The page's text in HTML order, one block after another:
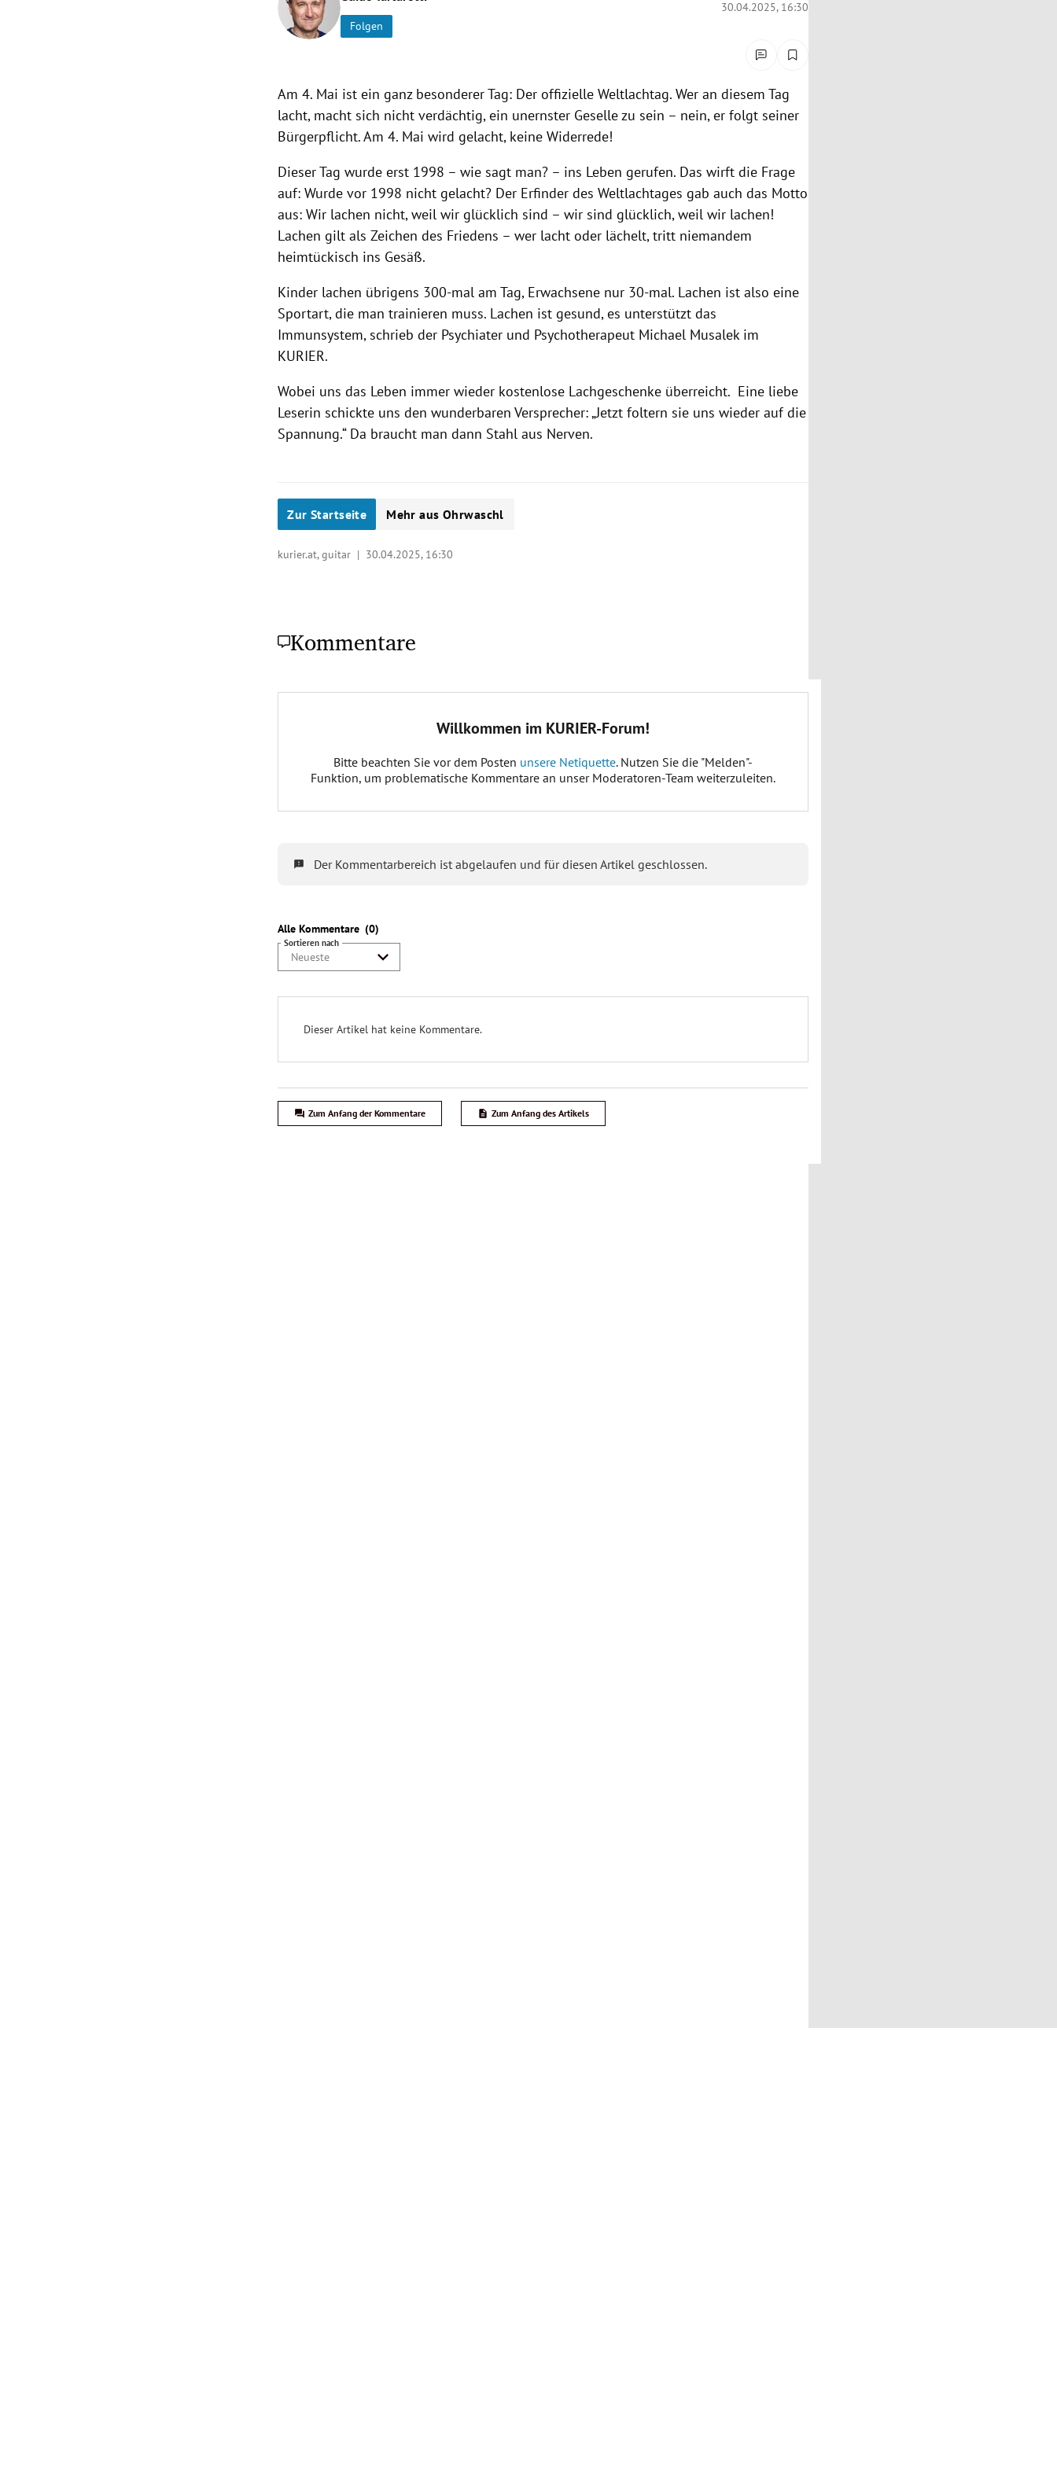
Folgen
30.04.2025, 16:30
Am 4. Mai ist ein ganz besonderer Tag: Der offizielle Weltlachtag. Wer an diesem Tag
lacht, macht sich nicht verdächtig, ein unernster Geselle zu sein – nein, er folgt seiner
Bürgerpflicht. Am 4. Mai wird gelacht, keine Widerrede!
Dieser Tag wurde erst 1998 – wie sagt man? – ins Leben gerufen. Das wirft die Frage
auf: Wurde vor 1998 nicht gelacht? Der Erfinder des Weltlachtages gab auch das Motto
aus: Wir lachen nicht, weil wir glücklich sind – wir sind glücklich, weil wir lachen!
Lachen gilt als Zeichen des Friedens – wer lacht oder lächelt, tritt niemandem
heimtückisch ins Gesäß.
Kinder lachen übrigens 300-mal am Tag, Erwachsene nur 30-mal. Lachen ist also eine
Sportart, die man trainieren muss. Lachen ist gesund, es unterstützt das
Immunsystem, schrieb der Psychiater und Psychotherapeut Michael Musalek im
KURIER.
Wobei uns das Leben immer wieder kostenlose Lachgeschenke überreicht. Eine liebe
Leserin schickte uns den wunderbaren Versprecher: „Jetzt foltern sie uns wieder auf die
Spannung.“ Da braucht man dann Stahl aus Nerven.
Zur Startseite Mehr aus Ohrwaschl
kurier.at, guitar | 30.04.2025, 16:30
Kommentare